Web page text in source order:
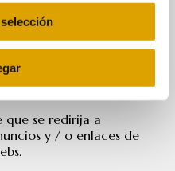
terminar la sesión del
las cookies para
personal. para más
de Cookies .
que se redirija a
y / o enlaces de